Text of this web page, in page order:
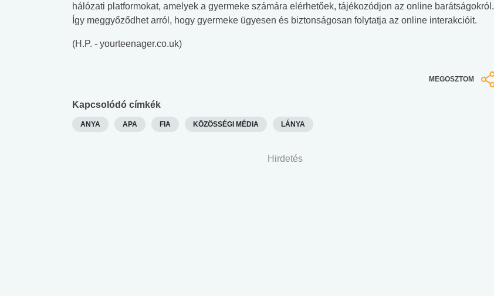
hálózati platformokat, amelyek a gyermeke számára elérhetőek, tájékozódjon az online barátságokról.
Így meggyőződhet arról, hogy gyermeke ügyesen és biztonságosan folytatja az online interakcióit.
(H.P. - yourteenager.co.uk)
MEGOSZTOM
Kapcsolódó címkék
ANYA APA FIA KÖZÖSSÉGI MÉDIA LÁNYA
Hirdetés
#Zöldövezet
Mekkora az ökológiai
#Betegségek
Elsősegély
#Suli, munka
Angol középfokú
#Suli, munka
Internet-függőség